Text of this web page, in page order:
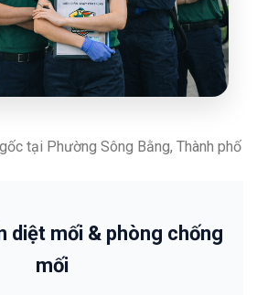
tại Phường Sông Bằng, Thành phố
diệt mối & phòng chống
mối